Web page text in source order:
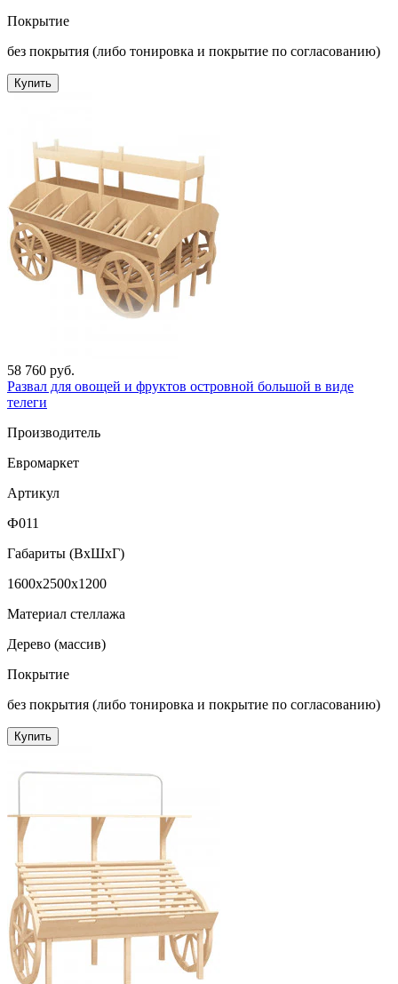
Покрытие
без покрытия (либо тонировка и покрытие по согласованию)
Купить
58 760 руб.
Развал для овощей и фруктов островной большой в виде
телеги
Производитель
Евромаркет
Артикул
Ф011
Габариты (ВxШxГ)
1600x2500x1200
Материал стеллажа
Дерево (массив)
Покрытие
без покрытия (либо тонировка и покрытие по согласованию)
Купить